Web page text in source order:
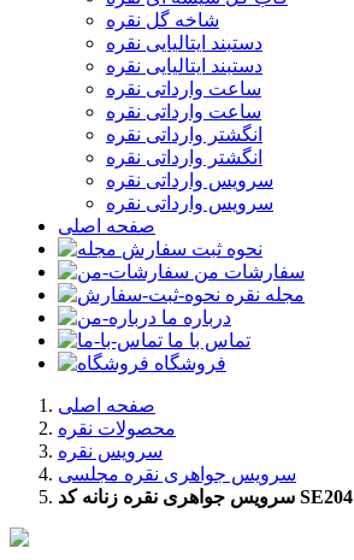
شاخه گل نقره
دستبند ایتالیایی نقره
دستبند ایتالیایی نقره
ساعت وارداتی نقره
ساعت وارداتی نقره
انگشتر وارداتی نقره
انگشتر وارداتی نقره
سرویس وارداتی نقره
سرویس وارداتی نقره
صفحه اصلی
نحوه ثبت سفارش
سفارشات من
مجله نقره
درباره ما
تماس با ما
فروشگاه
صفحه اصلی
محصولات نقره
سرویس نقره
سرویس جواهری نقره مجلسی
سرویس جواهری نقره زنانه کد SE204